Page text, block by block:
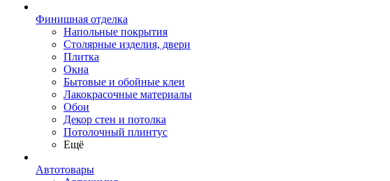
Финишная отделка
Напольные покрытия
Столярные изделия, двери
Плитка
Окна
Бытовые и обойные клеи
Лакокрасочные материалы
Обои
Декор стен и потолка
Потолочный плинтус
Ещё
Автотовары